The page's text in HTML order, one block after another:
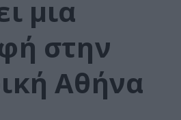
μια
στην
Αθήνα